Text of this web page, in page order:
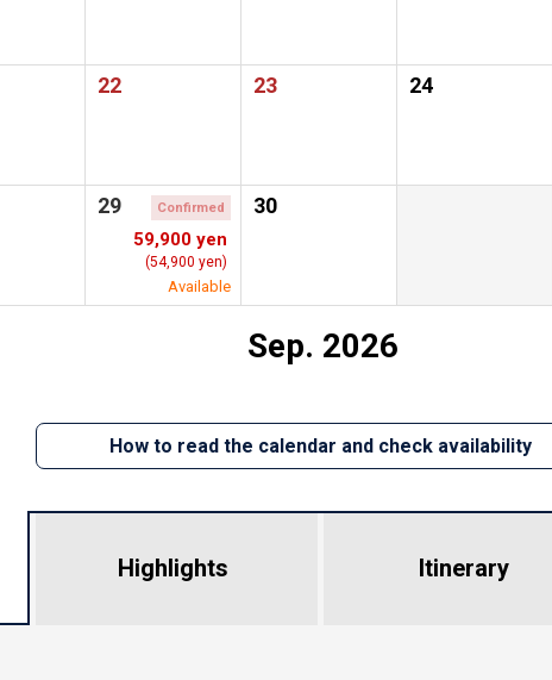
22 23 24
29 Confirmed
59,900 yen
(54,900 yen)
Available
30
Sep. 2026
How to read the calendar and check availability
Highlights Itinerary